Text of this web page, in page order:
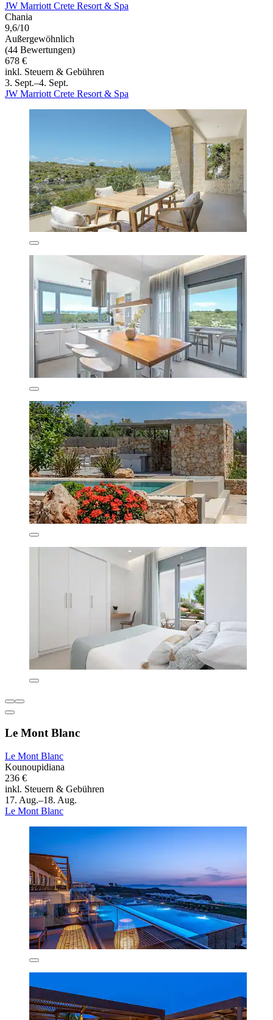
JW Marriott Crete Resort & Spa
Chania
9,6/10
Außergewöhnlich
(44 Bewertungen)
678 €
inkl. Steuern & Gebühren
3. Sept.–4. Sept.
JW Marriott Crete Resort & Spa
Le Mont Blanc
Le Mont Blanc
Kounoupidiana
236 €
inkl. Steuern & Gebühren
17. Aug.–18. Aug.
Le Mont Blanc